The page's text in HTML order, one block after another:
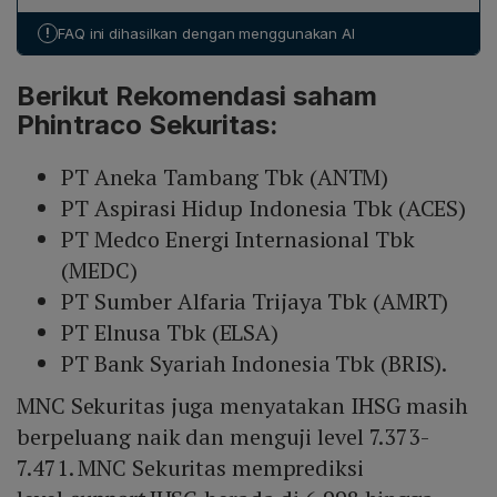
speculative buy PT Astra International Tbk (ASII) di
(BFIN) di 905‑930; buy on weakness PT Indah Kiat Pulp
& Paper Corp Tbk (INKP) di 7.125‑7.275; serta buy on
7.225‑7.500.
! FAQ ini dihasilkan dengan menggunakan AI
Berikut Rekomendasi saham
Phintraco Sekuritas:
PT Aneka Tambang Tbk (ANTM)
PT Aspirasi Hidup Indonesia Tbk (ACES)
PT Medco Energi Internasional Tbk
(MEDC)
PT Sumber Alfaria Trijaya Tbk (AMRT)
PT Elnusa Tbk (ELSA)
PT Bank Syariah Indonesia Tbk (BRIS).
MNC Sekuritas juga menyatakan IHSG masih
berpeluang naik dan menguji level 7.373-
7.471. MNC Sekuritas memprediksi